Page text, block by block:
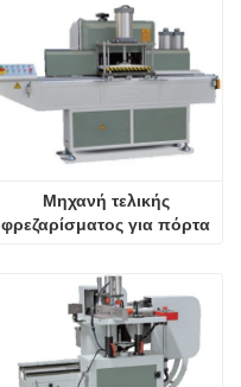
Μηχανή τελικής
φρεζαρίσματος για πόρτα